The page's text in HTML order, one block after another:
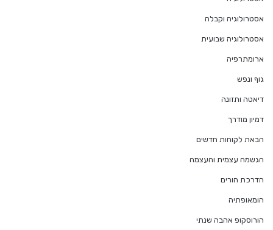
אסטרולוגיה וקבלה
אסטרולוגיה שבועית
ארומתרפיה
גוף ונפש
דיאטה ותזונה
דמיון מודרך
הבאת לקוחות חדשים
הגשמה עצמית והעצמה
הדרכת הורים
הומאופתיה
הורוסקופ אהבה שנתי